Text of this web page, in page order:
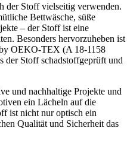
der Stoff vielseitig verwenden.
Bettwäsche, süße
– der Stoff ist eine
Besonders hervorzuheben ist
OEKO-TEX (A 18-1158
der Stoff schadstoffgeprüft und
und nachhaltige Projekte und
ein Lächeln auf die
ist nicht nur optisch ein
Qualität und Sicherheit das